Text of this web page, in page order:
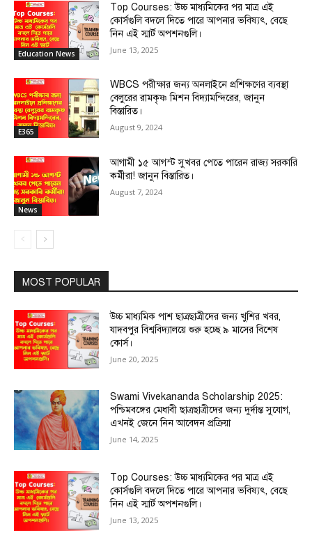
Education News
Top Courses: উচ্চ মাধ্যমিকের পর মাত্র এই
কোর্সগুলি বদলে দিতে পারে আপনার ভবিষ্যৎ, বেছে
নিন এই স্মার্ট অপশনগুলি।
June 13, 2025
E365
WBCS পরীক্ষার জন্য অনলাইনে প্রশিক্ষণের ব্যবস্থা
বেলুরের রামকৃষ্ণ মিশন বিদ্যামন্দিরের, জানুন
বিস্তারিত।
August 9, 2024
News
আগামী ১৫ আগস্ট সুখবর পেতে পারেন রাজ্য সরকারি
কর্মীরা! জানুন বিস্তারিত।
August 7, 2024
MOST POPULAR
উচ্চ মাধ্যমিক পাশ ছাত্রছাত্রীদের জন্য খুশির খবর,
যাদবপুর বিশ্ববিদ্যালয়ে শুরু হচ্ছে ৯ মাসের বিশেষ
কোর্স।
June 20, 2025
Swami Vivekananda Scholarship 2025:
পশ্চিমবঙ্গের মেধাবী ছাত্রছাত্রীদের জন্য দুর্দান্ত সুযোগ,
এখনই জেনে নিন আবেদন প্রক্রিয়া
June 14, 2025
Top Courses: উচ্চ মাধ্যমিকের পর মাত্র এই
কোর্সগুলি বদলে দিতে পারে আপনার ভবিষ্যৎ, বেছে
নিন এই স্মার্ট অপশনগুলি।
June 13, 2025